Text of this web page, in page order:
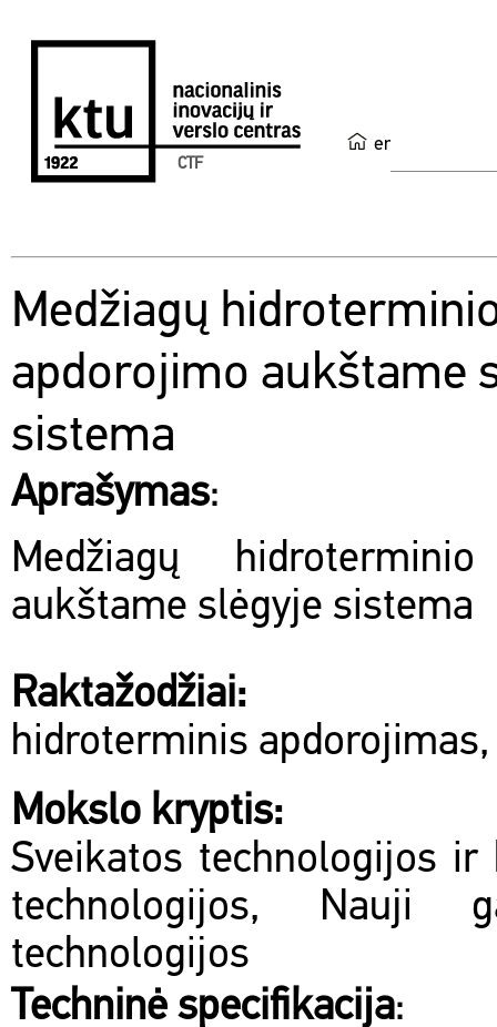
en
CTF
Medžiagų
apdorojimo aukštame
sistema
Aprašymas:
Medžiagų
aukštame slėgyje sistema
Raktažodžiai:
hidroterminis
Mokslo kryptis:
Sveikatos technologijos
technologijos, Nauji
technologijos
Techninė specifikacija: